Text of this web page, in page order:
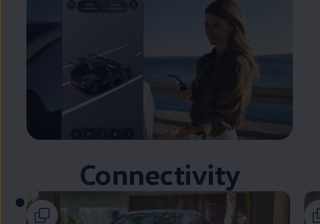
Connectivity